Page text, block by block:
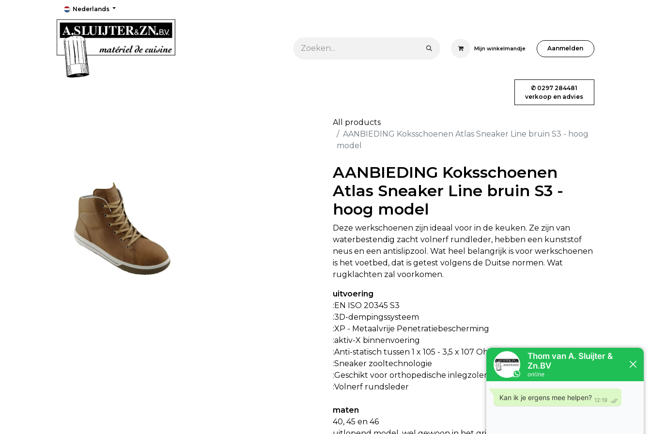
Nederlands
Mijn winkelmandje Aanmelden
Shop
✆ 0297 284481
verkoop en advies
All products
AANBIEDING Koksschoenen Atlas Sneaker Line bruin S3 - hoog
model
AANBIEDING Koksschoenen
Atlas Sneaker Line bruin S3 -
hoog model
Deze werkschoenen zijn ideaal voor in de keuken. Ze zijn van
waterbestendig zacht volnerf rundleder, hebben een kunststof
neus en een antislipzool. Wat heel belangrijk is voor werkschoenen
is het voetbed, dat is getest volgens de Duitse normen. Wat
rugklachten zal voorkomen.
uitvoering
:EN ISO 20345 S3
:3D-dempingssysteem
:XP - Metaalvrije Penetratiebescherming
:aktiv-X binnenvoering
:Anti-statisch tussen 1 x 105 - 3,5 x 107 Ohm
:Sneaker zooltechnologie
:Geschikt voor orthopedische inlegzolen
:Volnerf rundsleder
maten
40, 45 en 46